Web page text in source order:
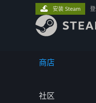
商店
社区
安装 Steam